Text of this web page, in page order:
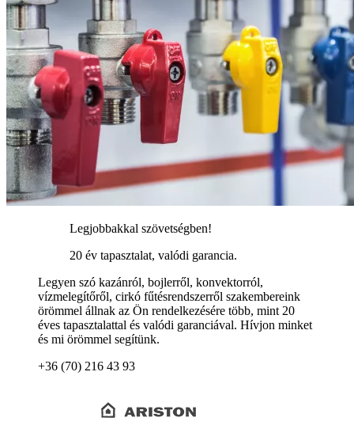
Legjobbakkal szövetségben!
20 év tapasztalat, valódi garancia.
Legyen szó kazánról, bojlerről, konvektorról,
vízmelegítőről, cirkó fűtésrendszerről szakembereink
örömmel állnak az Ön rendelkezésére több, mint 20
éves tapasztalattal és valódi garanciával. Hívjon minket
és mi örömmel segítünk.
+36 (70) 216 43 93